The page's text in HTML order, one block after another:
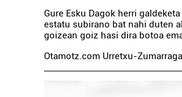
Gure Esku Dagok herri
estatu subirano bat nahi duten
goizean goiz hasi dira botoa
Otamotz.com Urretxu-Zumarraga